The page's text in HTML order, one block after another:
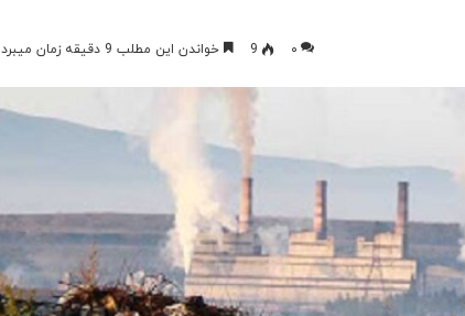
۰ 9 خواندن این مطلب 9 دقیقه زمان میبرد